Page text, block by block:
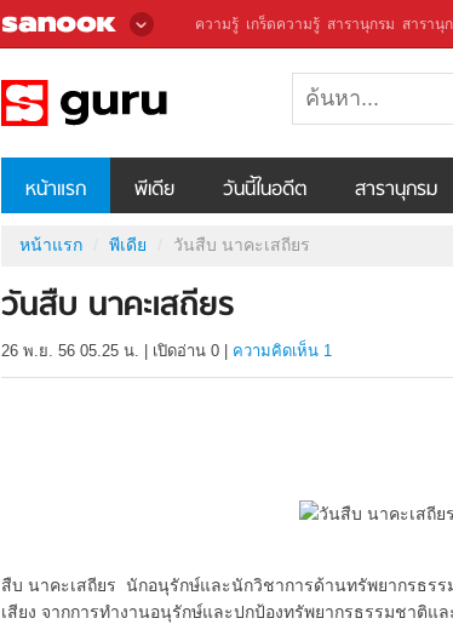
ความรู้ เกร็ดความรู้ สารานุกรม สารานุ
หน้าแรก พีเดีย วันนี้ในอดีต สารานุกรม
หน้าแรก พีเดีย วันสืบ นาคะเสถียร
วันสืบ นาคะเสถียร
26 พ.ย. 56 05.25 น. เปิดอ่าน 0 ความคิดเห็น 1
สืบ นาคะเสถียร นักอนุรักษ์และนักวิชาการด้านทรัพยากรธร
เสียง จากการทำงานอนุรักษ์และปกป้องทรัพยากรธรรมชาติแ